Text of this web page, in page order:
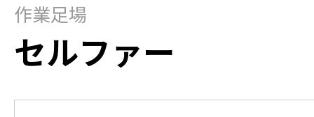
作業足場
セルファー